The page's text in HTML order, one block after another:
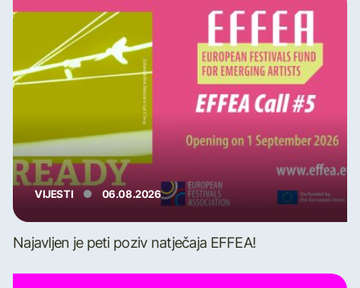
VIJESTI 06.08.2026
Najavljen je peti poziv natječaja EFFEA!